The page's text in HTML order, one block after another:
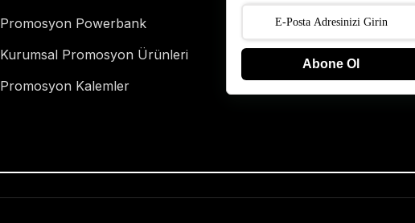
Promosyon Powerbank
Kurumsal Promosyon Ürünleri
Promosyon Kalemler
Abone Ol